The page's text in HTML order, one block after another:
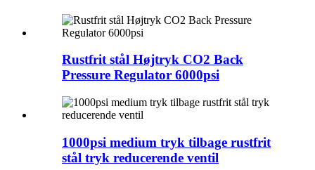
Rustfrit stål Højtryk CO2 Back
Pressure Regulator 6000psi
1000psi medium tryk tilbage rustfrit
stål tryk reducerende ventil